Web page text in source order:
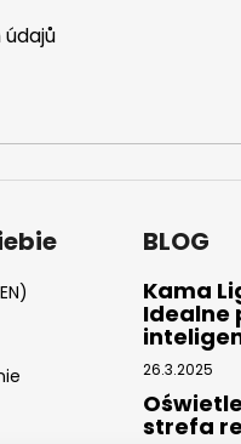
BLOG
Kama
Idealne
26.3.2025
strefa